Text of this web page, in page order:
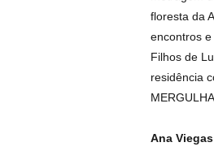
floresta da
encontros
Filhos de
residência
Ana Viegas